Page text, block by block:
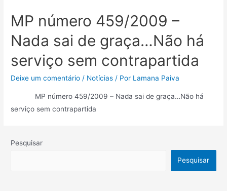
MP número 459/2009 –
Nada sai de graça…Não há
serviço sem contrapartida
Deixe um comentário / Notícias / Por Lamana Paiva
MP número 459/2009 – Nada sai de graça…Não há
serviço sem contrapartida
Pesquisar
Pesquisar